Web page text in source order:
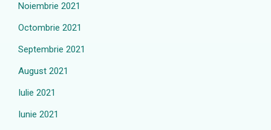
Noiembrie 2021
Octombrie 2021
Septembrie 2021
August 2021
Iulie 2021
Iunie 2021